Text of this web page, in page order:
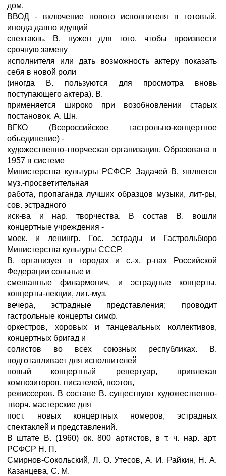
дом.
ВВОД - включение нового исполнителя в готовый,
иногда давно идущий
спектакль. В. нужен для того, чтобы произвести
срочную замену
исполнителя или дать возможность актеру показать
себя в новой роли
(иногда В. пользуются для просмотра вновь
поступающего актера). В.
применяется широко при возобновлении старых
постановок. А. Шн.
ВГКО (Всероссийское гастрольно-концертное
объединение) -
художественно-творческая организация. Образована в
1957 в системе
Министерства культуры РСФСР. Задачей В. является
муз.-просветительная
работа, пропаганда лучших образцов музыки, лит-ры,
сов. эстрадного
иск-ва и нар. творчества. В состав В. вошли
концертные учреждения -
моек. и ленингр. Гос. эстрады и Гастрольбюро
Министерства культуры СССР.
В. организует в городах и с.-х. р-нах Российской
Федерации сольные и
смешанные филармонич. и эстрадные концерты,
концерты-лекции, лит.-муз.
вечера, эстрадные представления; проводит
гастрольные концерты симф.
оркестров, хоровых и танцевальных коллективов,
концертных бригад и
солистов во всех союзных республиках. В.
подготавливает для исполнителей
новый концертный репертуар, привлекая
композиторов, писателей, поэтов,
режиссеров. В составе В. существуют художественно-
творч. мастерские для
пост. новых концертных номеров, эстрадных
спектаклей и представлений.
В штате В. (1960) ок. 800 артистов, в т. ч. нар. арт.
РСФСР Н. П.
Смирнов-Сокольский, Л. О. Утесов, А. И. Райкин, Н. А.
Казанцева, С. М.